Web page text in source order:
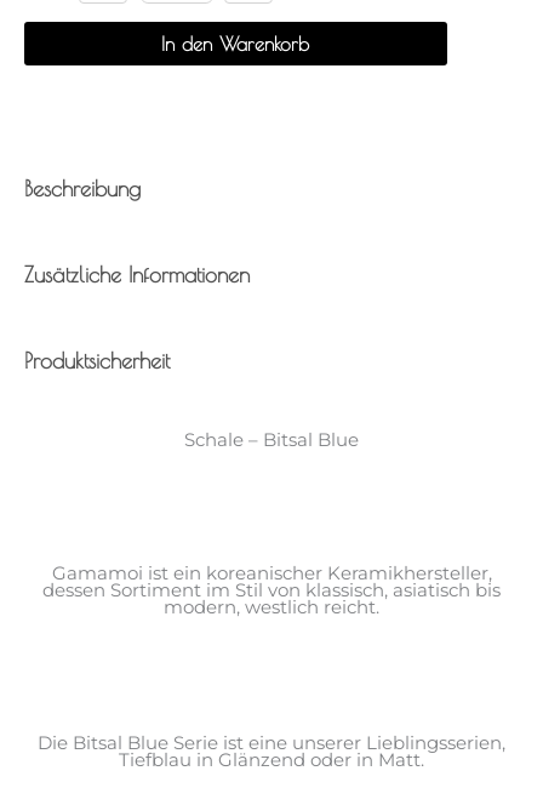
In den Warenkorb
Beschreibung
Zusätzliche Informationen
Produktsicherheit
Schale – Bitsal Blue
Gamamoi ist ein koreanischer Keramikhersteller,
dessen Sortiment im Stil von klassisch, asiatisch bis
modern, westlich reicht.
Die Bitsal Blue Serie ist eine unserer Lieblingsserien,
Tiefblau in Glänzend oder in Matt.